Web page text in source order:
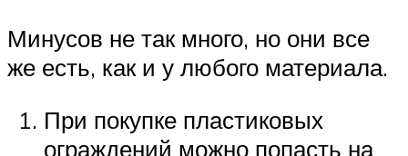
Минусов не так много, но они все
же есть, как и у любого материала.
При покупке пластиковых
ограждений можно попасть на